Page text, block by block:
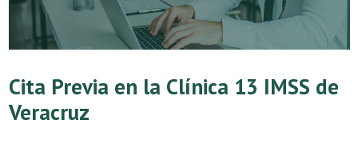
Cita Previa en la Clínica 13 IMSS de
Veracruz